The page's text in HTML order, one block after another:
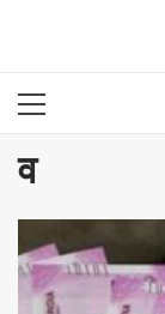
प्राथमिक
व